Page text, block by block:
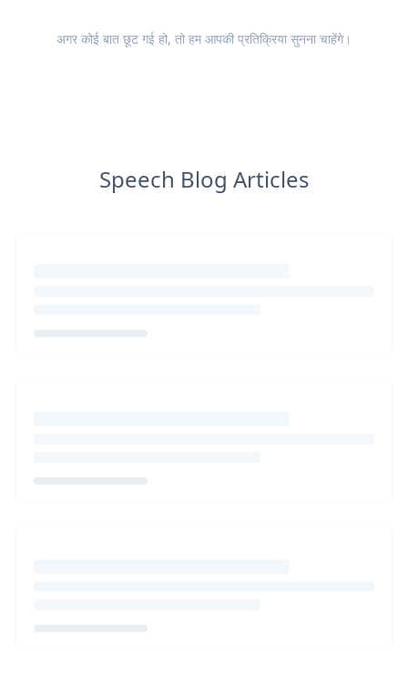
अगर कोई बात छूट गई हो, तो हम आपकी प्रतिक्रिया सुनना चाहेंगे।
Speech Blog Articles